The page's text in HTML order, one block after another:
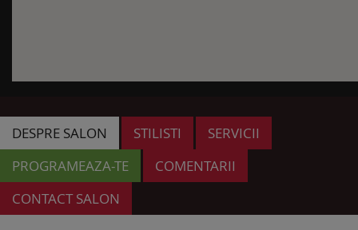
DESPRE SALON STILISTI
SERVICII
PROGRAMEAZA-TE
COMENTARII
CONTACT SALON